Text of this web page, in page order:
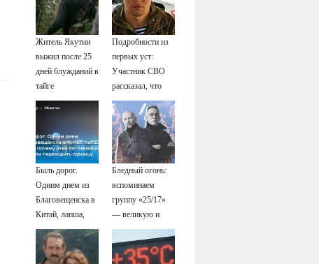
Житель Якутии
выжил после 25
дней блужданий в
тайге
Подробности из
первых уст:
Участник СВО
рассказал, что
спасло его в
схватке с
медведем
Быль дорог.
Одним днем из
Благовещенска в
Китай, лапша,
мемы, и почему
утке по-пекински
запретили
Бледный огонь:
вспоминаем
группу «25/17»
— великую и
(часто) ужасную